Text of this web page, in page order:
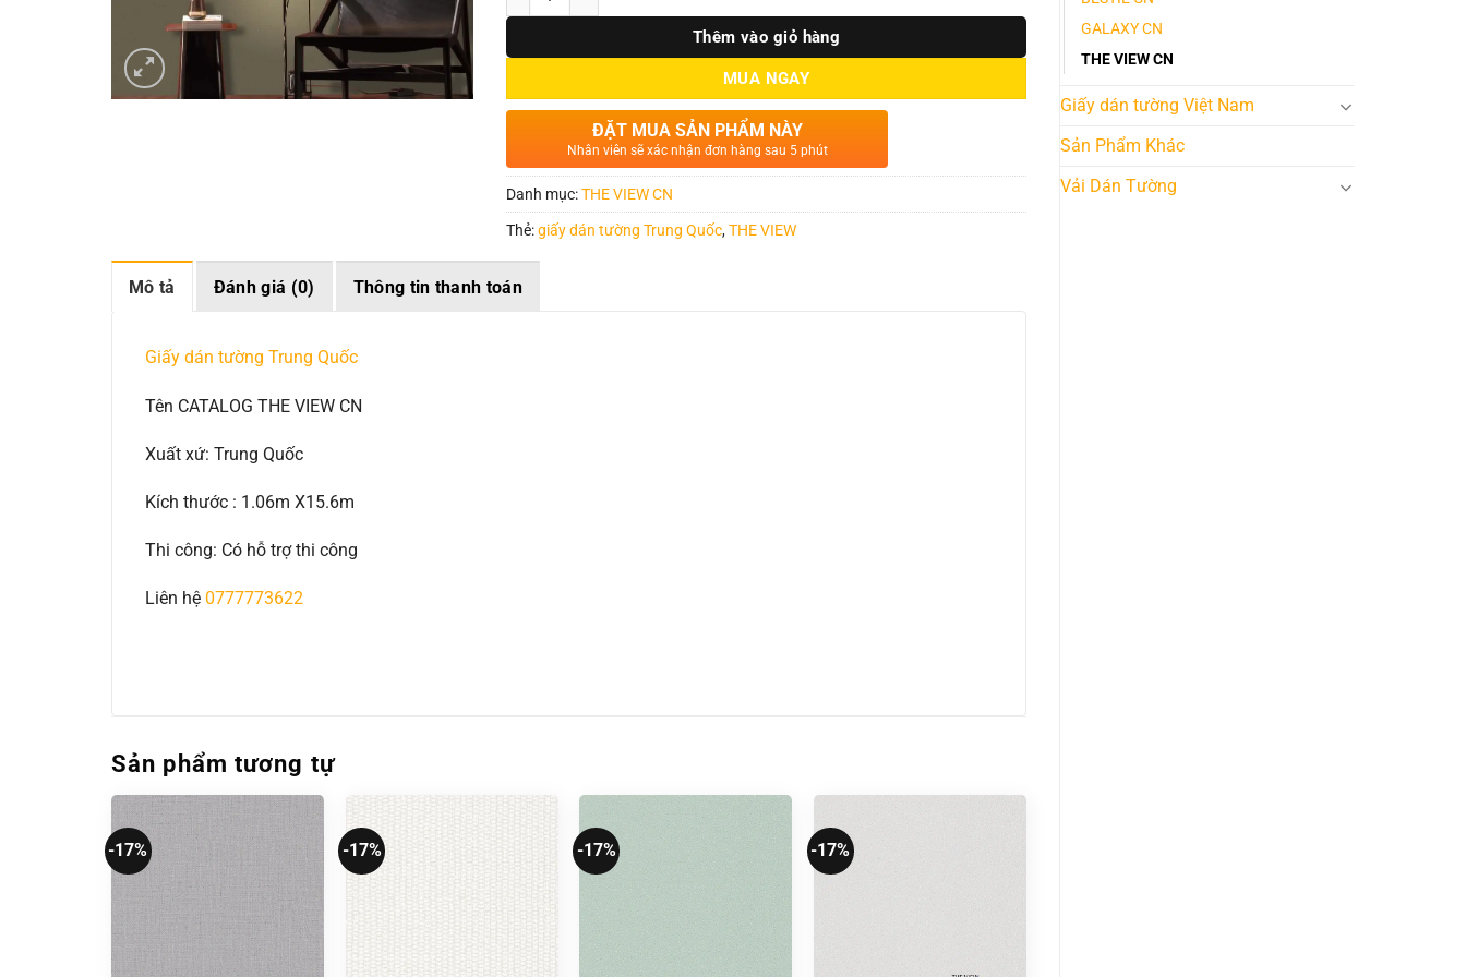
GALAXY CN
THE VIEW CN
Giấy dán tường Việt Nam
Sản Phẩm Khác
Vải Dán Tường
Thêm vào giỏ hàng
MUA NGAY
ĐẶT MUA SẢN PHẨM NÀY
Nhân viên sẽ xác nhận đơn hàng sau 5 phút
Danh mục:THE VIEW CN
Thẻ:giấy dán tường Trung Quốc,THE VIEW
Mô tả Đánh giá (0) Thông tin thanh toán
Giấy dán tường Trung Quốc
Tên CATALOG THE VIEW CN
Xuất xứ: Trung Quốc
Kích thước : 1.06m X15.6m
Thi công: Có hỗ trợ thi công
Liên hệ 0777773622
Sản phẩm tương tự
-17% -17% -17% -17%